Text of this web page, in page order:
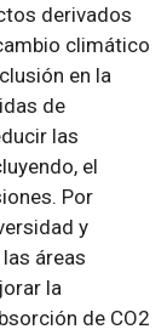
derivados
climático
en la
de
las
el
Por
y
áreas
la
de CO2